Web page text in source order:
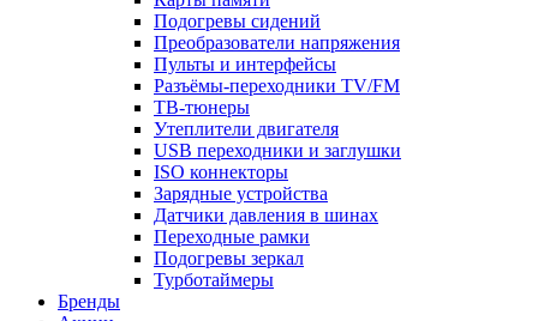
Подогревы сидений
Преобразователи напряжения
Пульты и интерфейсы
Разъёмы-переходники TV/FM
ТВ-тюнеры
Утеплители двигателя
USB переходники и заглушки
ISO коннекторы
Зарядные устройства
Датчики давления в шинах
Переходные рамки
Подогревы зеркал
Турботаймеры
Бренды